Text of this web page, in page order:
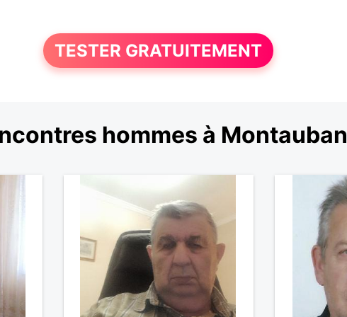
TESTER GRATUITEMENT
hommes à Montauban